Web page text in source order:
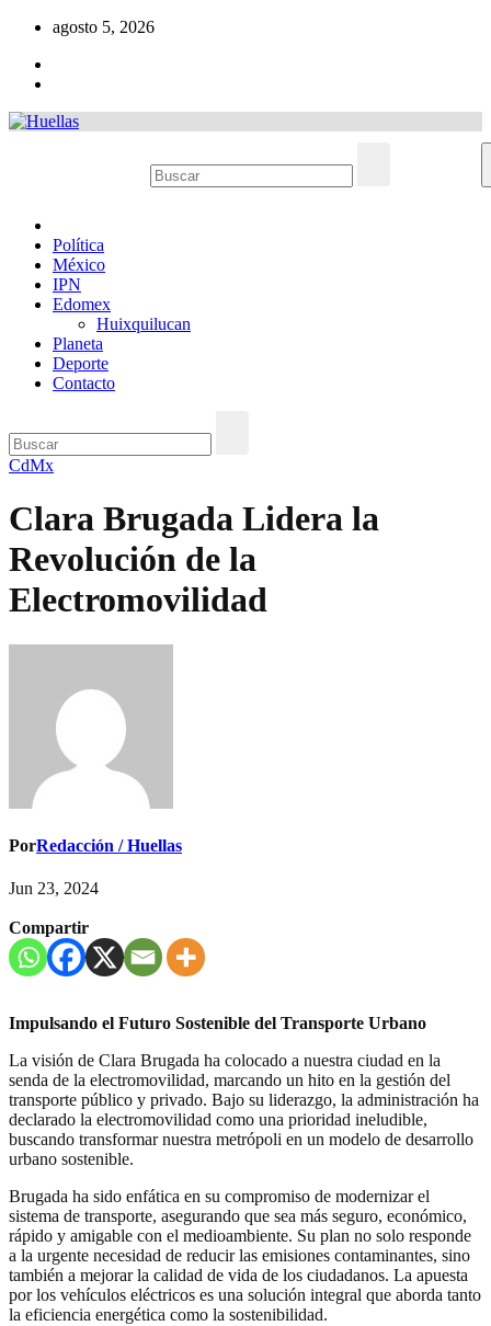
contenido
agosto 5, 2026
Política
México
IPN
Edomex
Huixquilucan
Planeta
Deporte
Contacto
CdMx
Clara Brugada Lidera la
Revolución de la
Electromovilidad
PorRedacción / Huellas
Jun 23, 2024
Compartir
Impulsando el Futuro Sostenible del Transporte Urbano
La visión de Clara Brugada ha colocado a nuestra ciudad en la
senda de la electromovilidad, marcando un hito en la gestión del
transporte público y privado. Bajo su liderazgo, la administración ha
declarado la electromovilidad como una prioridad ineludible,
buscando transformar nuestra metrópoli en un modelo de desarrollo
urbano sostenible.
Brugada ha sido enfática en su compromiso de modernizar el
sistema de transporte, asegurando que sea más seguro, económico,
rápido y amigable con el medioambiente. Su plan no solo responde
a la urgente necesidad de reducir las emisiones contaminantes, sino
también a mejorar la calidad de vida de los ciudadanos. La apuesta
por los vehículos eléctricos es una solución integral que aborda tanto
la eficiencia energética como la sostenibilidad.